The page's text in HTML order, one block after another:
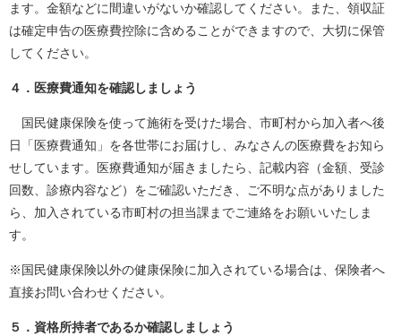
ます。金額などに間違いがないか確認してください。また、領収証
は確定申告の医療費控除に含めることができますので、大切に保管
してください。
４．医療費通知を確認しましょう
国民健康保険を使って施術を受けた場合、市町村から加入者へ後
日「医療費通知」を各世帯にお届けし、みなさんの医療費をお知ら
せしています。医療費通知が届きましたら、記載内容（金額、受診
回数、診療内容など）をご確認いただき、ご不明な点がありました
ら、加入されている市町村の担当課までご連絡をお願いいたしま
す。
※国民健康保険以外の健康保険に加入されている場合は、保険者へ
直接お問い合わせください。
５．資格所持者であるか確認しましょう